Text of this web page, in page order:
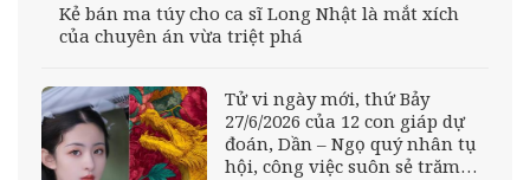
Kẻ bán ma túy cho ca sĩ Long Nhật là mắt xích
của chuyên án vừa triệt phá
Tử vi ngày mới, thứ Bảy
27/6/2026 của 12 con giáp dự
đoán, Dần – Ngọ quý nhân tụ
hội, công việc suôn sẻ trăm